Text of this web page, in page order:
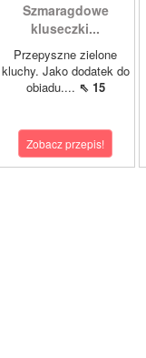
Szmaragdowe
kluseczki...
Przepyszne zielone
kluchy. Jako dodatek do
obiadu.... ⇖ 15
Zobacz przepis!